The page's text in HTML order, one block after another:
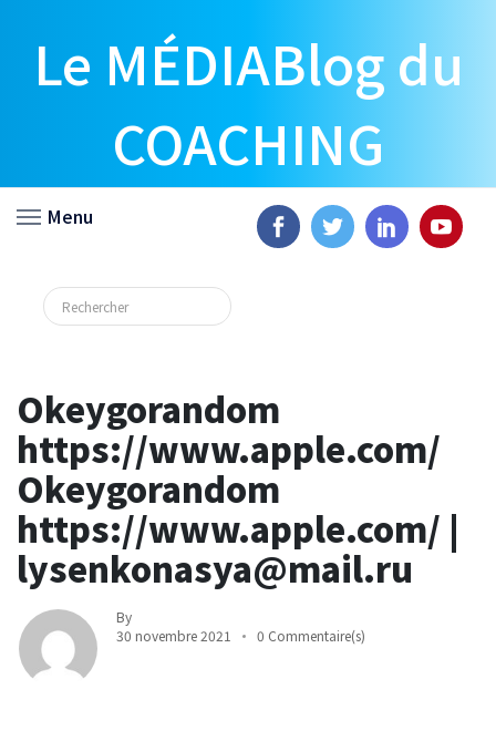
Le MÉDIABlog du
COACHING
Menu
Okeygorandom
https://www.apple.com/
Okeygorandom
https://www.apple.com/ |
lysenkonasya@mail.ru
By
30 novembre 2021
0 Commentaire(s)